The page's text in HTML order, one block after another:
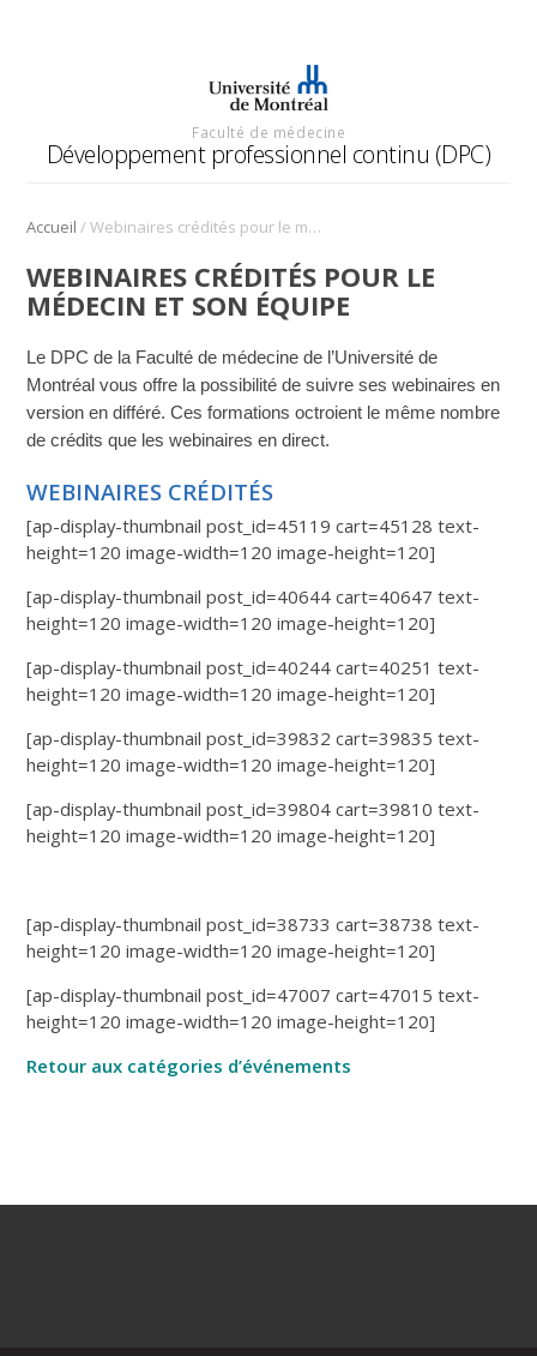
Faculté de médecine
Développement professionnel continu (DPC)
Accueil / Webinaires crédités pour le médecin et son équipe
WEBINAIRES CRÉDITÉS POUR LE
MÉDECIN ET SON ÉQUIPE
Le DPC de la Faculté de médecine de l’Université de
Montréal vous offre la possibilité de suivre ses webinaires en
version en différé. Ces formations octroient le même nombre
de crédits que les webinaires en direct.
WEBINAIRES CRÉDITÉS
[ap-display-thumbnail post_id=45119 cart=45128 text-
height=120 image-width=120 image-height=120]
[ap-display-thumbnail post_id=40644 cart=40647 text-
height=120 image-width=120 image-height=120]
[ap-display-thumbnail post_id=40244 cart=40251 text-
height=120 image-width=120 image-height=120]
[ap-display-thumbnail post_id=39832 cart=39835 text-
height=120 image-width=120 image-height=120]
[ap-display-thumbnail post_id=39804 cart=39810 text-
height=120 image-width=120 image-height=120]
[ap-display-thumbnail post_id=38733 cart=38738 text-
height=120 image-width=120 image-height=120]
[ap-display-thumbnail post_id=47007 cart=47015 text-
height=120 image-width=120 image-height=120]
Retour aux catégories d’événements